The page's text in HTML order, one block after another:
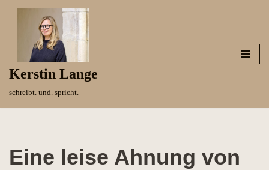
springen
Kerstin Lange
schreibt. und. spricht.
Eine leise Ahnung von